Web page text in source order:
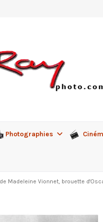
Photographies
Madeleine Vionnet, brouette